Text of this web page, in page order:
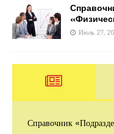
Июль 27,
Справочник